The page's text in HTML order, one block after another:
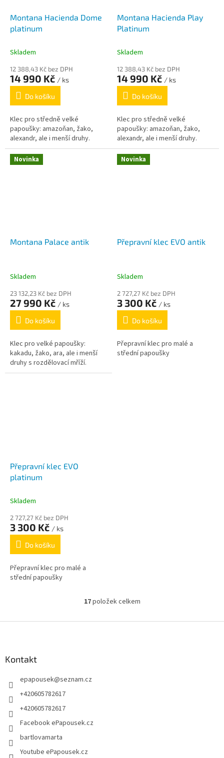
Montana Hacienda Dome
platinum
Skladem
12 388,43 Kč bez DPH
14 990 Kč / ks
Do košíku
Klec pro středně velké
papoušky: amazoňan, žako,
alexandr, ale i menší druhy.
Montana Hacienda Play
Platinum
Skladem
12 388,43 Kč bez DPH
14 990 Kč / ks
Do košíku
Klec pro středně velké
papoušky: amazoňan, žako,
alexandr, ale i menší druhy.
Novinka
Montana Palace antik
Skladem
23 132,23 Kč bez DPH
27 990 Kč / ks
Do košíku
Klec pro velké papoušky:
kakadu, žako, ara, ale i menší
druhy s rozdělovací mříží.
Novinka
Přepravní klec EVO antik
Skladem
2 727,27 Kč bez DPH
3 300 Kč / ks
Do košíku
Přepravní klec pro malé a
střední papoušky
Přepravní klec EVO
platinum
Skladem
2 727,27 Kč bez DPH
3 300 Kč / ks
Do košíku
Přepravní klec pro malé a
střední papoušky
O
l
17položek celkem
Kontakt
epapousek@seznam.cz
+420605782617
+420605782617
Facebook ePapousek.cz
bartlovamarta
Youtube ePapousek.cz